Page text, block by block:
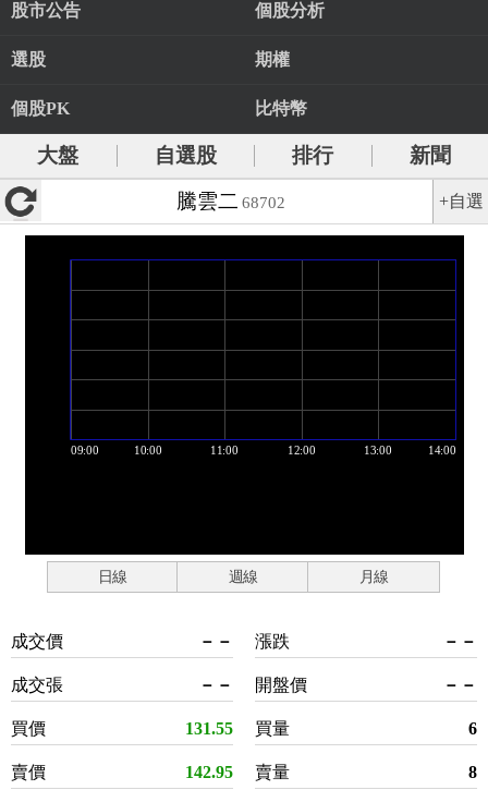
股市公告 個股分析
選股 期權
個股PK 比特幣
大盤 自選股 排行
新聞
騰雲二 68702 +自選
日線 週線 月線
成交價 －－
成交張 －－
買價 131.55
賣價 142.95
漲跌 －－
開盤價 －－
買量 6
賣量 8